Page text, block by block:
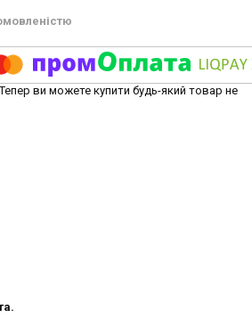
ви можете купити будь-який товар не